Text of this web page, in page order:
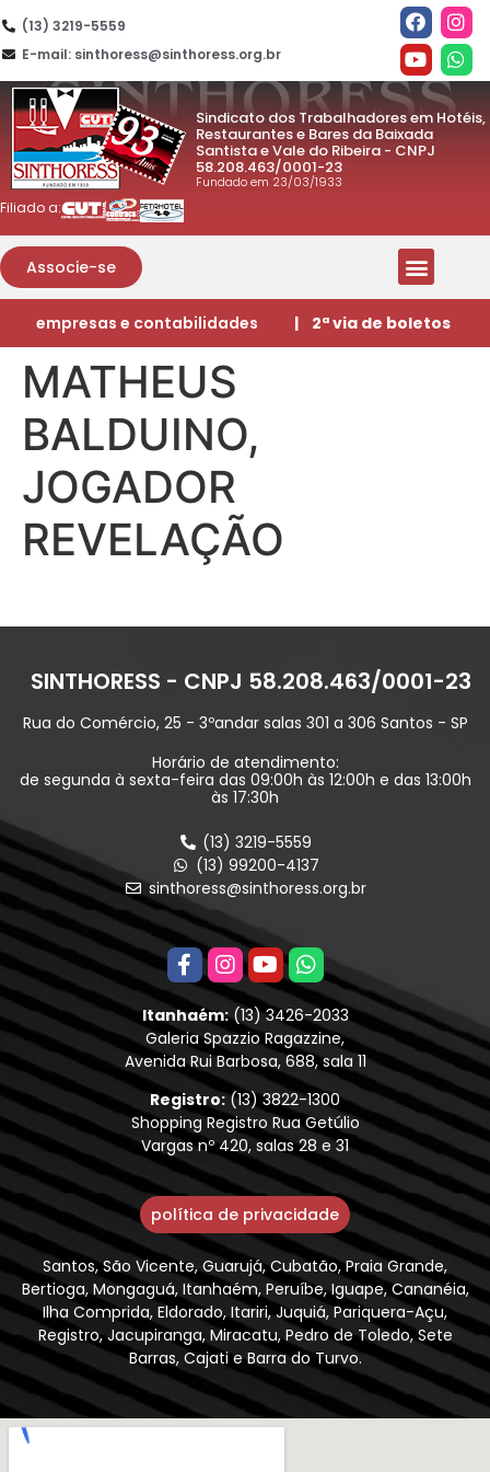
(13) 3219-5559
E-mail: sinthoress@sinthoress.org.br
Sindicato dos Trabalhadores em Hotéis,
Restaurantes e Bares da Baixada
Santista e Vale do Ribeira - CNPJ
58.208.463/0001-23
Fundado em 23/03/1933
Filiado a:
Associe-se
empresas e contabilidades | 2ª via de boletos
MATHEUS
BALDUINO,
JOGADOR
REVELAÇÃO
SINTHORESS - CNPJ 58.208.463/0001-23
Rua do Comércio, 25 - 3ºandar salas 301 a 306 Santos - SP
Horário de atendimento:
de segunda à sexta-feira das 09:00h às 12:00h e das 13:00h
às 17:30h
(13) 3219-5559
(13) 99200-4137
sinthoress@sinthoress.org.br
Itanhaém:(13) 3426-2033
Galeria Spazzio Ragazzine,
Avenida Rui Barbosa, 688, sala 11
Registro:(13) 3822-1300
Shopping Registro Rua Getúlio
Vargas nº 420, salas 28 e 31
política de privacidade
Santos, São Vicente, Guarujá, Cubatão, Praia Grande,
Bertioga, Mongaguá, Itanhaém, Peruíbe, Iguape, Cananéia,
Ilha Comprida, Eldorado, Itariri, Juquiá, Pariquera-Açu,
Registro, Jacupiranga, Miracatu, Pedro de Toledo, Sete
Barras, Cajati e Barra do Turvo.